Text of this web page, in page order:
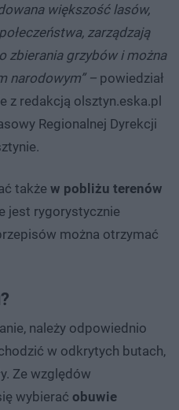
większość lasów,
zarządzają
zbierania grzybów i można
narodowym” – powiedział
z redakcją olsztyn.eska.pl
Regionalnej Dyrekcji
także w pobliżu terenów
jest rygorystycznie
można otrzymać
należy odpowiednio
w odkrytych butach,
Ze względów
wybierać obuwie